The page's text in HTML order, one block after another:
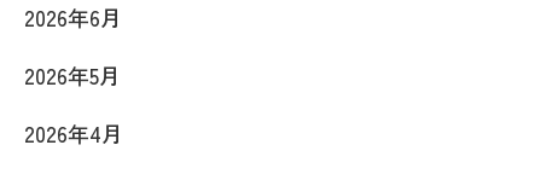
2026年6月
2026年5月
2026年4月